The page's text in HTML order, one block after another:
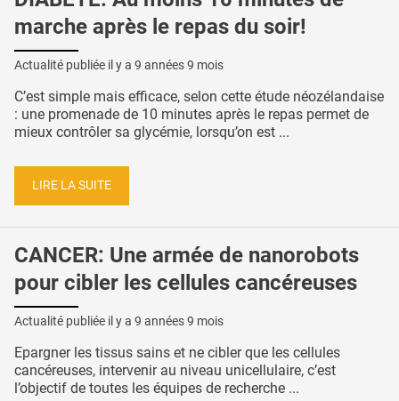
marche après le repas du soir!
Actualité publiée il y a 9 années 9 mois
C’est simple mais efficace, selon cette étude néozélandaise
: une promenade de 10 minutes après le repas permet de
mieux contrôler sa glycémie, lorsqu’on est ...
LIRE LA SUITE
CANCER: Une armée de nanorobots
pour cibler les cellules cancéreuses
Actualité publiée il y a 9 années 9 mois
Epargner les tissus sains et ne cibler que les cellules
cancéreuses, intervenir au niveau unicellulaire, c’est
l’objectif de toutes les équipes de recherche ...